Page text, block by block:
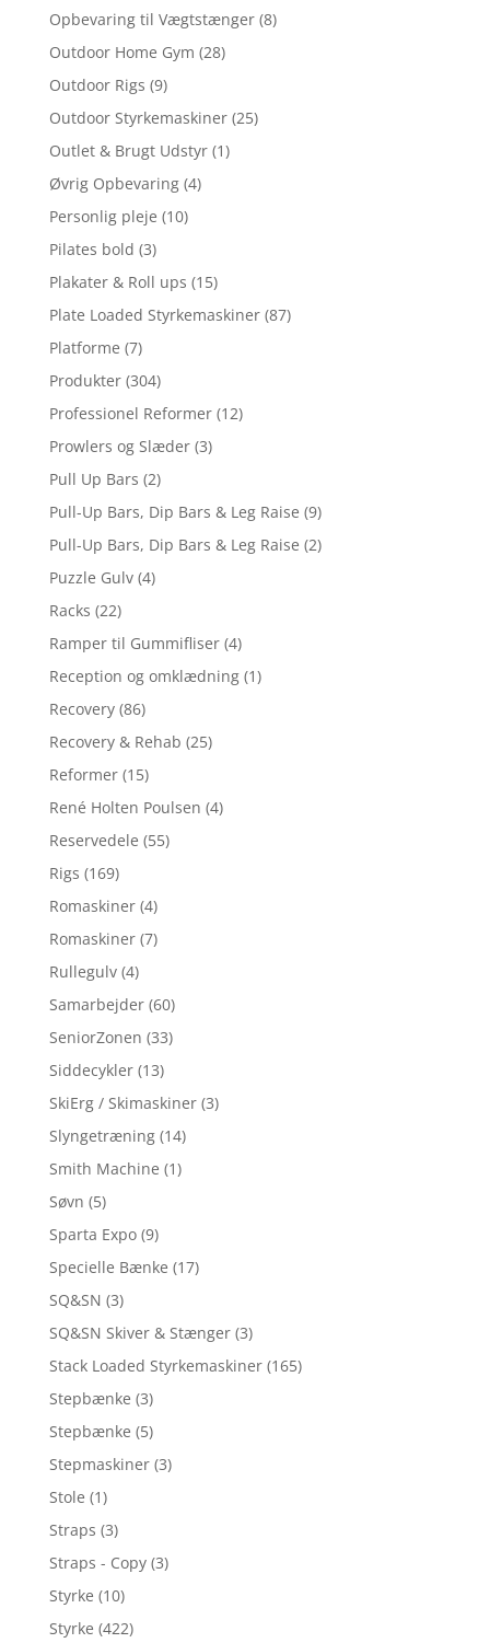
Opbevaring til Vægtstænger (8)
Outdoor Home Gym (28)
Outdoor Rigs (9)
Outdoor Styrkemaskiner (25)
Outlet & Brugt Udstyr (1)
Øvrig Opbevaring (4)
Personlig pleje (10)
Pilates bold (3)
Plakater & Roll ups (15)
Plate Loaded Styrkemaskiner (87)
Platforme (7)
Produkter (304)
Professionel Reformer (12)
Prowlers og Slæder (3)
Pull Up Bars (2)
Pull-Up Bars, Dip Bars & Leg Raise (9)
Pull-Up Bars, Dip Bars & Leg Raise (2)
Puzzle Gulv (4)
Racks (22)
Ramper til Gummifliser (4)
Reception og omklædning (1)
Recovery (86)
Recovery & Rehab (25)
Reformer (15)
René Holten Poulsen (4)
Reservedele (55)
Rigs (169)
Romaskiner (4)
Romaskiner (7)
Rullegulv (4)
Samarbejder (60)
SeniorZonen (33)
Siddecykler (13)
SkiErg / Skimaskiner (3)
Slyngetræning (14)
Smith Machine (1)
Søvn (5)
Sparta Expo (9)
Specielle Bænke (17)
SQ&SN (3)
SQ&SN Skiver & Stænger (3)
Stack Loaded Styrkemaskiner (165)
Stepbænke (3)
Stepbænke (5)
Stepmaskiner (3)
Stole (1)
Straps (3)
Straps - Copy (3)
Styrke (10)
Styrke (422)